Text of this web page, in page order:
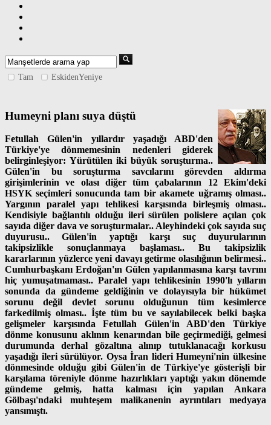
Tam EskidenYeniye
Humeyni planı suya düştü
Fetullah Gülen'in yıllardır yaşadığı ABD'den
Türkiye'ye dönmemesinin nedenleri giderek
belirginleşiyor: Yürütülen iki büyük soruşturma..
Gülen'in bu soruşturma savcılarını görevden aldırma
girişimlerinin ve olası diğer tüm çabalarının 12 Ekim'deki
HSYK seçimleri sonucunda tam bir akamete uğramış olması..
Yargının paralel yapı tehlikesi karşısında birleşmiş olması..
Kendisiyle bağlantılı olduğu ileri sürülen polislere açılan çok
sayıda diğer dava ve soruşturmalar.. Aleyhindeki çok sayıda suç
duyurusu.. Gülen'in yaptığı karşı suç duyurularının
takipsizlikle sonuçlanmaya başlaması.. Bu takipsizlik
kararlarının yüzlerce yeni davayı getirme olasılığının belirmesi..
Cumhurbaşkanı Erdoğan'ın Gülen yapılanmasına karşı tavrını
hiç yumuşatmaması.. Paralel yapı tehlikesinin 1990'lı yılların
sonunda da gündeme geldiğinin ve dolayısıyla bir hükümet
sorunu değil devlet sorunu olduğunun tüm kesimlerce
farkedilmiş olması.. İşte tüm bu ve sayılabilecek belki başka
gelişmeler karşısında Fetullah Gülen'in ABD'den Türkiye
dönme konusunu aklının kenarından bile geçirmediği, gelmesi
durumunda derhal gözaltına alınıp tutuklanacağı korkusu
yaşadığı ileri sürülüyor. Oysa İran lideri Humeyni'nin ülkesine
dönmesinde olduğu gibi Gülen'in de Türkiye'ye gösterişli bir
karşılama töreniyle dönme hazırlıkları yaptığı yakın dönemde
gündeme gelmiş, hatta kalması için yapılan Ankara
Gölbaşı'ndaki muhteşem malikanenin ayrıntıları medyaya
yansımıştı.